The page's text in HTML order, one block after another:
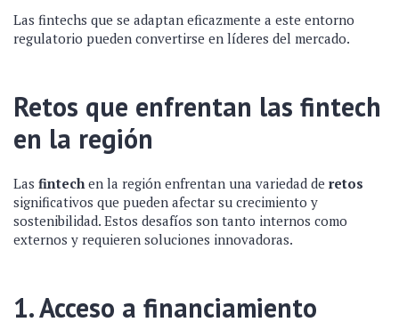
Las fintechs que se adaptan eficazmente a este entorno
regulatorio pueden convertirse en líderes del mercado.
Retos que enfrentan las fintech
en la región
Las fintechen la región enfrentan una variedad de retos
significativos que pueden afectar su crecimiento y
sostenibilidad. Estos desafíos son tanto internos como
externos y requieren soluciones innovadoras.
1. Acceso a financiamiento